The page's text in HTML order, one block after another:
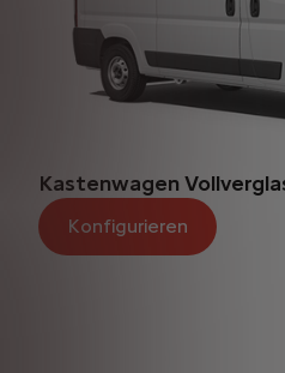
Kastenwagen
Konfigurieren